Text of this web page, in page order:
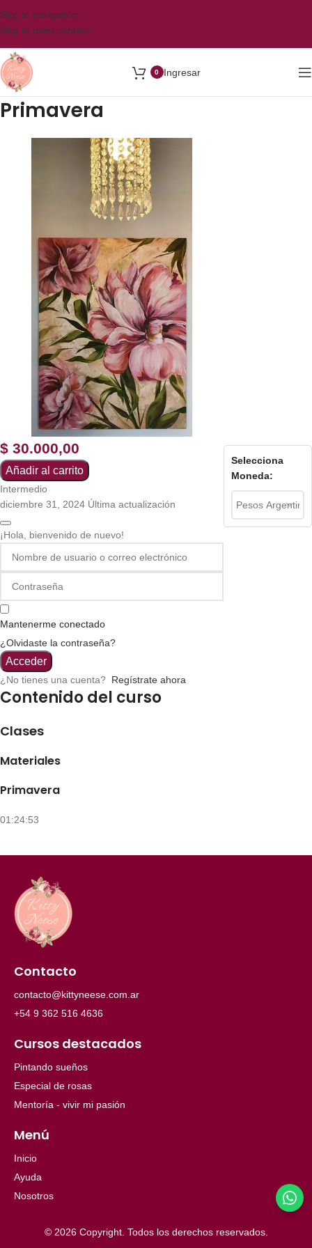
Skip to navigation
Skip to main content
0 Ingresar
Primavera
$ 30.000,00
Añadir al carrito
Intermedio
diciembre 31, 2024 Última actualización
¡Hola, bienvenido de nuevo!
Mantenerme conectado
¿Olvidaste la contraseña?
Acceder
¿No tienes una cuenta? Regístrate ahora
Contenido del curso
Clases
Materiales
Primavera
01:24:53
Selecciona
Moneda:
Contacto
contacto@kittyneese.com.ar
+54 9 362 516 4636
Cursos destacados
Pintando sueños
Especial de rosas
Mentoría - vivir mi pasión
Menú
Inicio
Ayuda
Nosotros
© 2026 Copyright. Todos los derechos reservados.